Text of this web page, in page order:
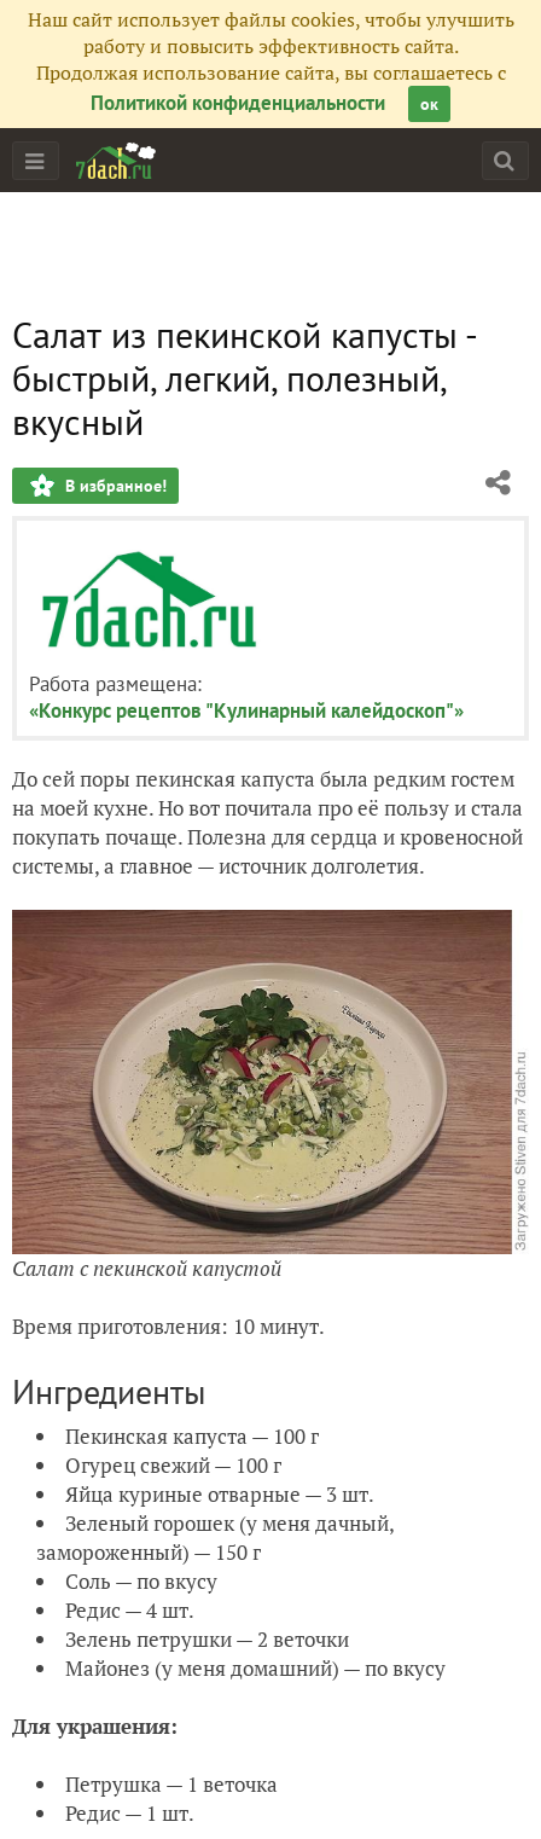
Наш сайт использует файлы cookies, чтобы улучшить
работу и повысить эффективность сайта.
Продолжая использование сайта, вы соглашаетесь с
Политикой конфиденциальности
ок
Салат из пекинской капусты -
быстрый, легкий, полезный,
вкусный
В избранное!
Работа размещена:
«Конкурс рецептов "Кулинарный калейдоскоп"»
До сей поры пекинская капуста была редким гостем
на моей кухне. Но вот почитала про её пользу и стала
покупать почаще. Полезна для сердца и кровеносной
системы, а главное — источник долголетия.
Салат с пекинской капустой
Время приготовления: 10 минут.
Ингредиенты
Пекинская капуста — 100 г
Огурец свежий — 100 г
Яйца куриные отварные — 3 шт.
Зеленый горошек (у меня дачный,
замороженный) — 150 г
Соль — по вкусу
Редис — 4 шт.
Зелень петрушки — 2 веточки
Майонез (у меня домашний) — по вкусу
Для украшения:
Петрушка — 1 веточка
Редис — 1 шт.